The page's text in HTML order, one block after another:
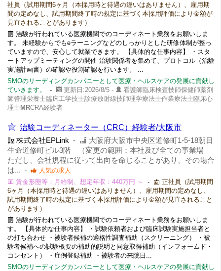
社員（試用期間6ヶ月（本採用時と待遇の違いはありません）、雇用期
間の定めなし、試用期間終了時の規定に基づく本採用評価により金額が
見直されることがあります）
治験が行われている医療機関でのコーディネート業務をお願いしま
す。 未経験からでもeラーニングなどのしっかりとした研修体制が整っ
ていますので、安心して就業できます。 【具体的な仕事内容】 ・スタ
ートアップミーティングの開催 治験関係者を集めて、プロトコル（治験
実施計画書）の確認や役割確認を行います。 ...
SMOのリーディングカンパニーとして医療・ヘルスケアの発展に貢献し
ていきます。
- 更新日:2026/8/5 -
看護師臨床検査技師保健師薬剤
師管理栄養士臨床工学技士診療放射線技師理学療法士作業療法士臨床心
理士MRCRA経験者
治験コーディネーター（CRC）経験者/大阪市
株式会社EPLink -
大阪府大阪市中央区道修町1-5-18朝日
生命道修町ビル3階 （変更の範囲：本社及び全ての事業場
ただし、会社規程に従って出向を命じることがあり、その場合
は... -
人気の求人
賃金形態等：月給制、想定年収：440万円 ～
-
正社員（試用期間
6ヶ月（本採用時と待遇の違いはありません）、雇用期間の定めなし、
試用期間終了時の規定に基づく本採用評価により金額が見直されること
があります）
治験が行われている医療機関でのコーディネート業務をお願いしま
す。 【具体的な仕事内容】 ・試験依頼者および臨床試験実施担当者と
の打ち合わせ ・被験者候補の適格性調査補助（スクリーニング） ・被
験者候補への試験概要の補助的説明と同意取得補助（インフォームド・
コンセント） ・症例登録補助 ・被験者の来院日...
SMOのリーディングカンパニーとして医療・ヘルスケアの発展に貢献し